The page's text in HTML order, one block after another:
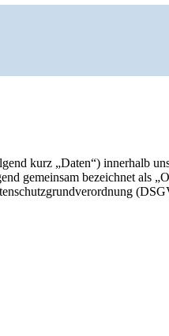
kurz „Daten“) innerhalb
gemeinsam bezeichnet als